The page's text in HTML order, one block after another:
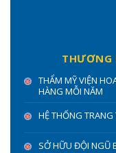
THƯƠNG
THẨM MỸ VIỆN
HÀNG MỖI NĂM
HỆ THỐNG
SỞ HỮU ĐỘI NGŨ